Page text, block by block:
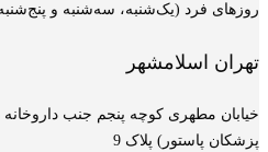
روزهای فرد (یک‌شنبه، سه‌شنبه و پنج‌شنبه) ساعت
تهران اسلامشهر
خیابان مطهری کوچه پنجم جنب
پزشکان پاستور) پلاک 9